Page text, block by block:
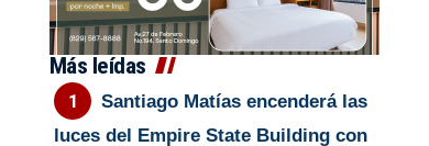
Más leídas
Santiago Matías encenderá las
luces del Empire State Building con